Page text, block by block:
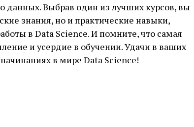
Выбрав один из лучших курсов, вы
знания, но и практические навыки,
в Data Science. И помните, что самая
и усердие в обучении. Удачи в ваших
в мире Data Science!